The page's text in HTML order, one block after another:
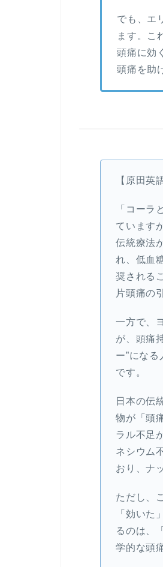
でも、エ
ます。こ
頭痛に効
頭痛を助
【原田英
「コーラ
ています
伝統療法
れ、低血
奨される
片頭痛の
一方で、
が、頭痛
ー”にな
です。
日本の伝
物が「頭
ラル不足
ネシウム
おり、ナ
ただし、
「効いた
るのは、
学的な頭